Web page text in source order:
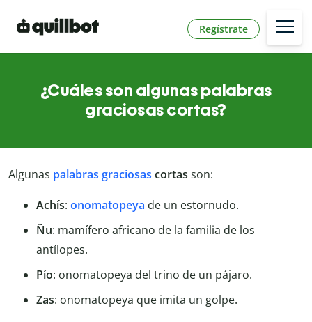
Regístrate
¿Cuáles son algunas palabras
graciosas cortas?
Algunas palabras graciosas cortas son:
Achís: onomatopeya de un estornudo.
Ñu: mamífero africano de la familia de los
antílopes.
Pío: onomatopeya del trino de un pájaro.
Zas: onomatopeya que imita un golpe.